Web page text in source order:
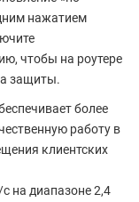
нажатием
чтобы на роутере
защиты.
более
работу в
клиентских
на диапазоне 2,4